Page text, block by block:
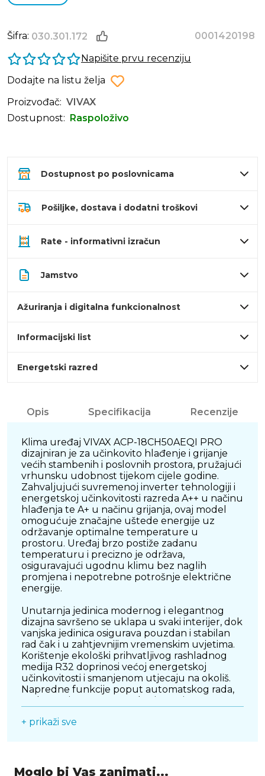
Šifra: 030.301.172
0001420198
Napišite prvu recenziju
Dodajte na listu želja
Proizvođač: VIVAX
Dostupnost:
Raspoloživo
Dostupnost po poslovnicama
Pošiljke, dostava i dodatni troškovi
Rate - informativni izračun
Jamstvo
Ažuriranja i digitalna funkcionalnost
Informacijski list
Energetski razred
Opis Specifikacija Recenzije
Klima uređaj VIVAX ACP-18CH50AEQI PRO
dizajniran je za učinkovito hlađenje i grijanje
većih stambenih i poslovnih prostora, pružajući
vrhunsku udobnost tijekom cijele godine.
Zahvaljujući suvremenoj inverter tehnologiji i
energetskoj učinkovitosti razreda A++ u načinu
hlađenja te A+ u načinu grijanja, ovaj model
omogućuje značajne uštede energije uz
održavanje optimalne temperature u
prostoru. Uređaj brzo postiže zadanu
temperaturu i precizno je održava,
osiguravajući ugodnu klimu bez naglih
promjena i nepotrebne potrošnje električne
energije.
Unutarnja jedinica modernog i elegantnog
dizajna savršeno se uklapa u svaki interijer, dok
vanjska jedinica osigurava pouzdan i stabilan
rad čak i u zahtjevnijim vremenskim uvjetima.
Korištenje ekološki prihvatljivog rashladnog
medija R32 doprinosi većoj energetskoj
učinkovitosti i smanjenom utjecaju na okoliš.
Napredne funkcije poput automatskog rada,
povećavaju praktičnost i jednostavnost
za dnevne boravke, veće stanove, uredske
+ prikaži sve
Moglo bi Vas zanimati...